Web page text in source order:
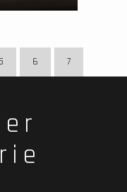
5 6 7